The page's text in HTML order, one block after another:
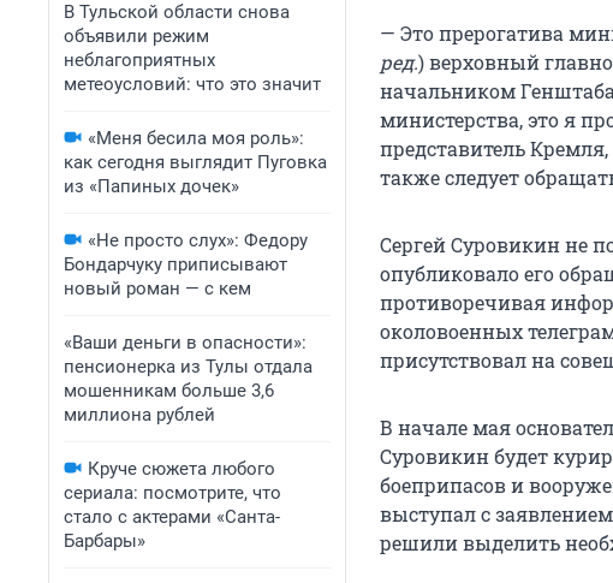
В Тульской области снова
объявили режим
неблагоприятных
метеоусловий: что это значит
«Меня бесила моя роль»:
как сегодня выглядит Пуговка
из «Папиных дочек»
«Не просто слух»: Федору
Бондарчуку приписывают
новый роман — с кем
«Ваши деньги в опасности»:
пенсионерка из Тулы отдала
мошенникам больше 3,6
миллиона рублей
Круче сюжета любого
сериала: посмотрите, что
стало с актерами «Санта-
Барбары»
— Это прерогатива
ред.) верховный
начальником
министерства, это я
представитель
также следует
Сергей Суровикин не
опубликовало его
противоречивая
околовоенных
присутствовал на
В начале мая
Суровикин будет
боеприпасов и
выступал с
решили выделить